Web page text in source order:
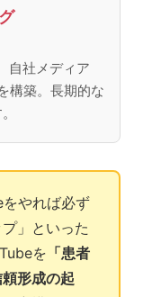
自社メディア
構築。長期的な
をやれば必ず
」といった
を 「患者
形成の起